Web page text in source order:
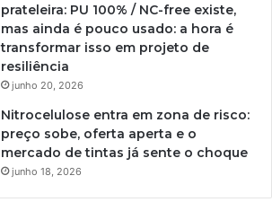
prateleira: PU 100% / NC-free existe,
mas ainda é pouco usado: a hora é
transformar isso em projeto de
resiliência
junho 20, 2026
Nitrocelulose entra em zona de risco:
preço sobe, oferta aperta e o
mercado de tintas já sente o choque
junho 18, 2026